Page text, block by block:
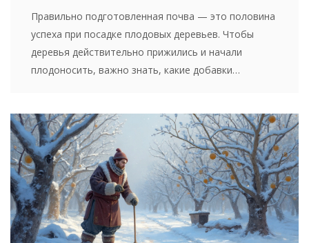
Правильно подготовленная почва — это половина
успеха при посадке плодовых деревьев. Чтобы
деревья действительно прижились и начали
плодоносить, важно знать, какие добавки
обратить внимание весной, какие удобрения
реально работают, и какие вещества стоит
избегать. Будут советы для разных типов почв и
отдельные лайфхаки для новичков. Всё просто,
конкретно и по делу.